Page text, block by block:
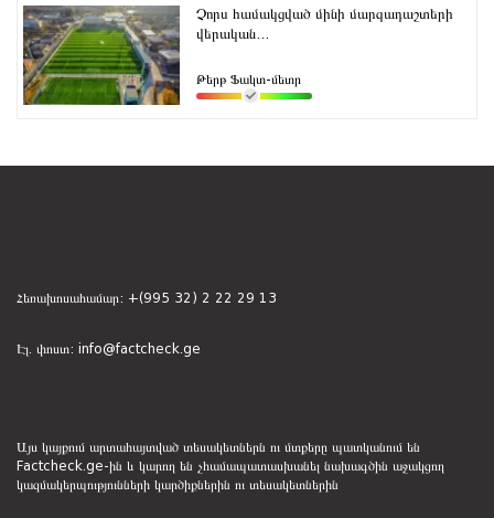
Չորս համակցված մինի մարզադաշտերի
վերական...
Թերթ Ֆակտ-մետր
Հեռախոսահամար: +(995 32) 2 22 29 13
Էլ. փոստ: info@factcheck.ge
Այս կայքում արտահայտված տեսակետներն ու մտքերը պատկանում են
Factcheck.ge-ին և կարող են չհամապատասխանել նախագծին աջակցող
կազմակերպությունների կարծիքներին ու տեսակետներին